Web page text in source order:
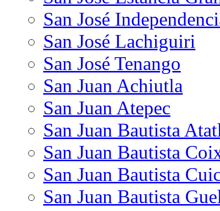
San José
San José Lachiguiri
San José Tenango
San Juan Achiutla
San Juan Atepec
San Juan Bautista
San Juan Bautista
San Juan Bautista
San Juan Bautista